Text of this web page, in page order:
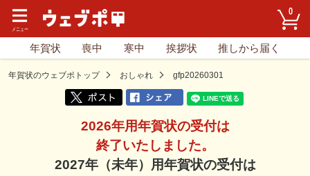
0
年賀状 喪中 寒中 挨拶状 推しから届く
年賀状のウェブポトップ おしゃれ gfp20260301
2026年用年賀状の受付は
終了いたしました。
2027年（未年）用年賀状の受付は